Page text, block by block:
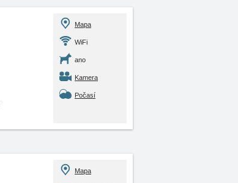
Mapa
WiFi
ano
Kamera
Počasí
Mapa